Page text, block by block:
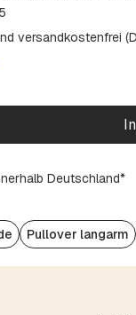
versandkostenfrei
Deutschland*
Pullover langarm